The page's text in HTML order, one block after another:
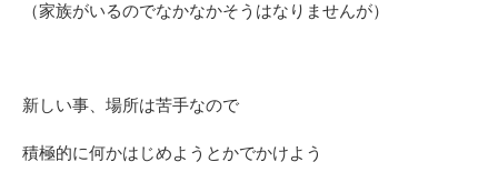
（家族がいるのでなかなかそうはなりませんが）
新しい事、場所は苦手なので
積極的に何かはじめようとかでかけよう